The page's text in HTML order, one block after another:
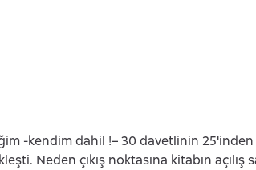
-kendim dahil !– 30 davetlinin
Neden çıkış noktasına kitabın açılış